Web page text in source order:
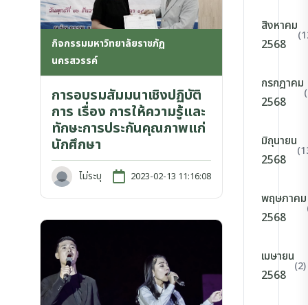
กิจกรรมมหาวิทยาลัยราชภัฏ
นครสวรรค์
การอบรมสัมมนาเชิงปฏิบัติ
การ เรื่อง การให้ความรู้และ
ทักษะการประกันคุณภาพแก่
นักศึกษา
ไม่ระบุ 2023-02-13 11:16:08
สิงหาคม
2568
กรกฎาคม
2568
มิถุนายน
2568
พฤษภาคม
2568
เมษายน
2568
(2)